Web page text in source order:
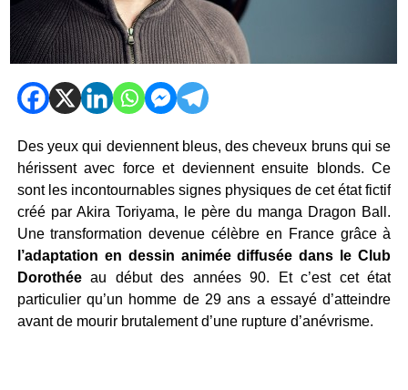
Des yeux qui deviennent bleus, des cheveux bruns qui se
hérissent avec force et deviennent ensuite blonds. Ce
sont les incontournables signes physiques de cet état fictif
créé par Akira Toriyama, le père du manga Dragon Ball.
Une transformation devenue célèbre en France grâce à
l’adaptation en dessin animée diffusée dans le Club
Dorothéeau début des années 90. Et c’est cet état
particulier qu’un homme de 29 ans a essayé d’atteindre
avant de mourir brutalement d’une rupture d’anévrisme.